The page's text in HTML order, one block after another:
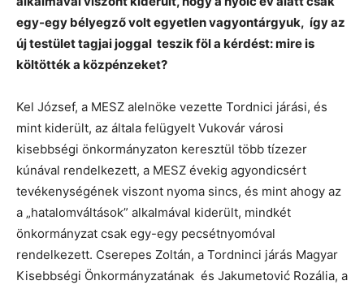
egy-egy bélyegző volt egyetlen vagyontárgyuk, így az
új testület tagjai joggal teszik föl a kérdést: mire is
költötték a közpénzeket?
Kel József, a MESZ alelnöke vezette Tordnici járási, és
mint kiderült, az általa felügyelt Vukovár városi
kisebbségi önkormányzaton keresztül több tízezer
kúnával rendelkezett, a MESZ évekig agyondicsért
tevékenységének viszont nyoma sincs, és mint ahogy az
a „hatalomváltások” alkalmával kiderült, mindkét
önkormányzat csak egy-egy pecsétnyomóval
rendelkezett. Cserepes Zoltán, a Tordninci járás Magyar
Kisebbségi Önkormányzatának és Jakumetović Rozália, a